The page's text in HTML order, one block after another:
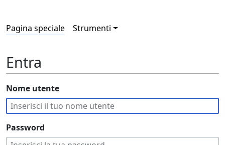
Pagina speciale Strumenti
Entra
Nome utente
Password